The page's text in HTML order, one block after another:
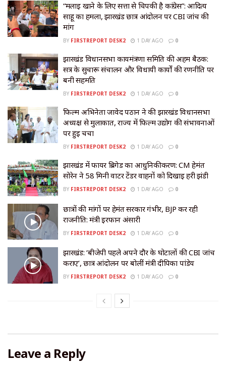
“मलाई खाने के लिए सत्ता से चिपकी है कांग्रेस”: आदित्य
साहू का हमला, झारखंड छात्र आंदोलन पर CBI जांच की
मांग
BY FIRSTREPORT DESK2 1 DAY AGO 0
झारखंड विधानसभा कार्यमंत्रणा समिति की अहम बैठक:
सत्र के सुचारू संचालन और विधायी कार्यों की रणनीति पर
बनी सहमति
BY FIRSTREPORT DESK2 1 DAY AGO 0
फिल्म अभिनेता जावेद पठान ने की झारखंड विधानसभा
अध्यक्ष से मुलाकात, राज्य में फिल्म उद्योग की संभावनाओं
पर हुई चर्चा
BY FIRSTREPORT DESK2 1 DAY AGO 0
झारखंड में फायर ब्रिगेड का आधुनिकीकरण: CM हेमंत
सोरेन ने 58 मिनी वाटर टेंडर वाहनों को दिखाई हरी झंडी
BY FIRSTREPORT DESK2 1 DAY AGO 0
छात्रों की मांगों पर हेमंत सरकार गंभीर, BJP कर रही
राजनीति: मंत्री इरफान अंसारी
BY FIRSTREPORT DESK2 1 DAY AGO 0
झारखंड: ‘बीजेपी पहले अपने दौर के घोटालों की CBI जांच
कराए’, छात्र आंदोलन पर बोलीं मंत्री दीपिका पांडेय
BY FIRSTREPORT DESK2 1 DAY AGO 0
Leave a Reply